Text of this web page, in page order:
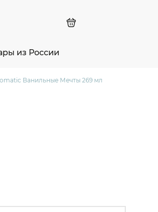
из России
Ванильные Мечты 269 мл